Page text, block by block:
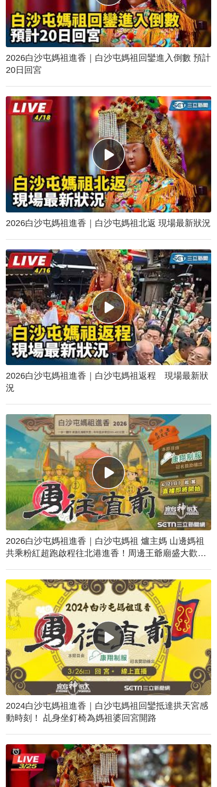
2026白沙屯媽祖進香｜白沙屯媽祖回鑾進入倒數 預計
20日回宮
2026白沙屯媽祖進香｜白沙屯媽祖北返 現場最新狀況
2026白沙屯媽祖進香｜白沙屯媽祖返程 現場最新狀
況
2026白沙屯媽祖進香｜白沙屯媽祖 爐主媽 山邊媽祖
共乘粉紅超跑啟程往北港進香！周邊王爺廟盛大歡
2024白沙屯媽祖進香｜白沙屯媽祖回鑾抵達拱天宮感
動時刻！ 乩身坐釘椅為媽祖婆回宮開路